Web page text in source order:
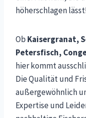
höherschlagen
Ob Kaisergranat,
Petersfisch,
hier kommt
Die Qualität und
außergewöhnlich
Expertise und